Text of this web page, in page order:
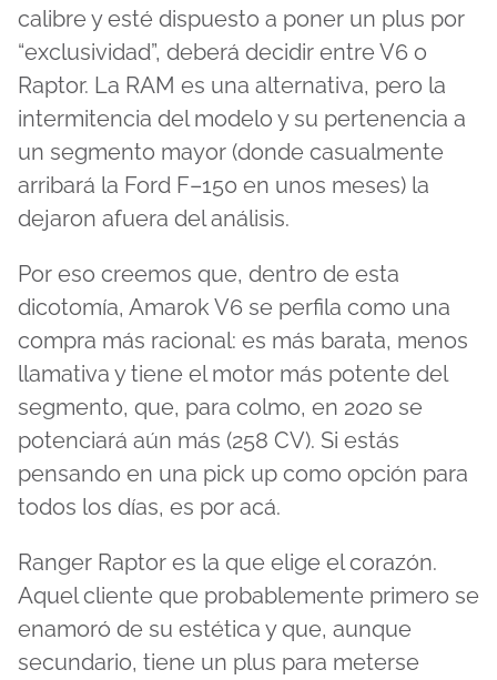
calibre y esté dispuesto a poner un plus por
“exclusividad”, deberá decidir entre V6 o
Raptor. La RAM es una alternativa, pero la
intermitencia del modelo y su pertenencia a
un segmento mayor (donde casualmente
arribará la Ford F–150 en unos meses) la
dejaron afuera del análisis.
Por eso creemos que, dentro de esta
dicotomía, Amarok V6 se perfila como una
compra más racional: es más barata, menos
llamativa y tiene el motor más potente del
segmento, que, para colmo, en 2020 se
potenciará aún más (258 CV). Si estás
pensando en una pick up como opción para
todos los días, es por acá.
Ranger Raptor es la que elige el corazón.
Aquel cliente que probablemente primero se
enamoró de su estética y que, aunque
secundario, tiene un plus para meterse